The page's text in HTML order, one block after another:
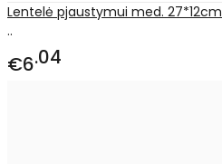
Lentelė pjaustymui med. 27*12cm
..
€6 04